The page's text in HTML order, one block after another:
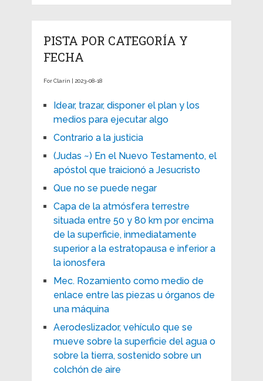
PISTA POR CATEGORÍA Y
FECHA
For Clarín | 2023-08-18
Idear, trazar, disponer el plan y los
medios para ejecutar algo
Contrario a la justicia
(Judas ~) En el Nuevo Testamento, el
apóstol que traicionó a Jesucristo
Que no se puede negar
Capa de la atmósfera terrestre
situada entre 50 y 80 km por encima
de la superficie, inmediatamente
superior a la estratopausa e inferior a
la ionosfera
Mec. Rozamiento como medio de
enlace entre las piezas u órganos de
una máquina
Aerodeslizador, vehículo que se
mueve sobre la superficie del agua o
sobre la tierra, sostenido sobre un
colchón de aire